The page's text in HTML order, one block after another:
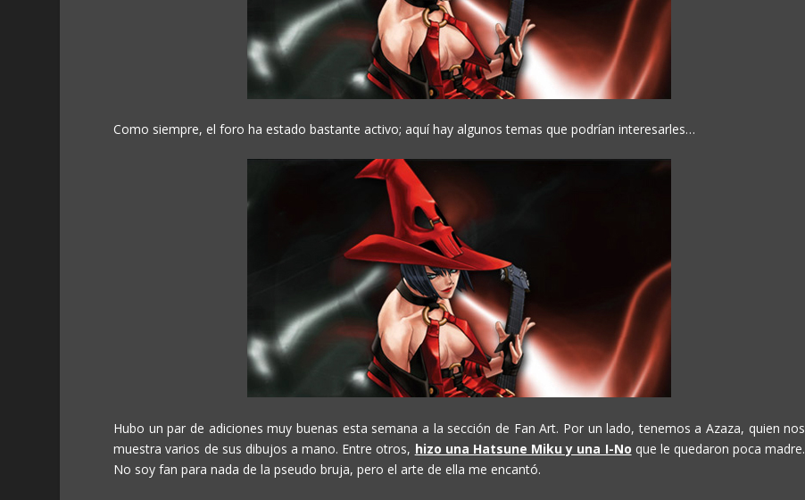
Como siempre, el foro ha estado bastante activo; aquí hay algunos temas que podrían interesarles…
Hubo un par de adiciones muy buenas esta semana a la sección de Fan Art. Por un lado, tenemos a Azaza, quien nos
muestra varios de sus dibujos a mano. Entre otros, hizo una Hatsune Miku y una I-No que le quedaron poca madre.
No soy fan para nada de la pseudo bruja, pero el arte de ella me encantó.